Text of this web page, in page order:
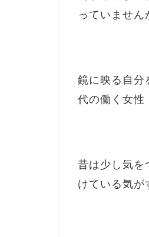
っていません
鏡に映る自
代の働く女性
昔は少し気を
けている気が